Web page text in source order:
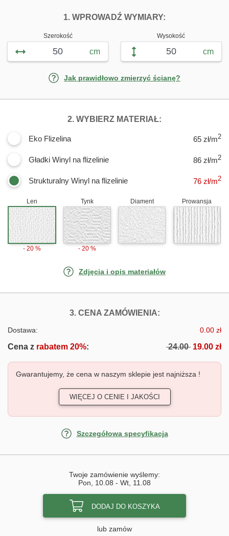
1. WPROWADŹ WYMIARY:
Szerokość
cm
Wysokość
cm
Jak prawidłowo zmierzyć ścianę?
2. WYBIERZ MATERIAŁ:
Eko Flizelina 65 zł/m2
Gładki Winyl na flizelinie 86 zł/m2
Strukturalny Winyl na flizelinie 76 zł/m2
Len
- 20 %
Tynk
- 20 %
Diament Prowansja
Zdjęcia i opis materiałów
3. CENA ZAMÓWIENIA:FOTOTAPETY
Dostawa: 0.00 zł
Cena z rabatem 20%: 24.00 19.00 zł
Gwarantujemy, że cena w naszym sklepie jest najniższa !
WIĘCEJ O CENIE I JAKOŚCI
Szczegółowa specyfikacja
Twoje zamówienie wyślemy:
Pon, 10.08 - Wt, 11.08
DODAJ DO KOSZYKA
lub zamów